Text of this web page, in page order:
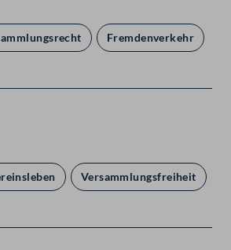
Fremdenverkehr
Versammlungsfreiheit